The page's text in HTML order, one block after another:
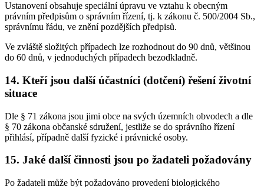
Ustanovení obsahuje speciální úpravu ve vztahu k obecným
právním předpisům o správním řízení, tj. k zákonu č. 500/2004 Sb.,
správnímu řádu, ve znění pozdějších předpisů.
Ve zvláště složitých případech lze rozhodnout do 90 dnů, většinou
do 60 dnů, v jednoduchých případech bezodkladně.
14. Kteří jsou další účastníci (dotčení) řešení životní
situace
Dle § 71 zákona jsou jimi obce na svých územních obvodech a dle
§ 70 zákona občanské sdružení, jestliže se do správního řízení
přihlásí, případně další fyzické i právnické osoby.
15. Jaké další činnosti jsou po žadateli požadovány
Po žadateli může být požadováno provedení biologického